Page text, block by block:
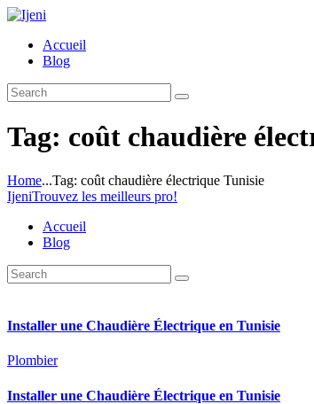
Accueil
Blog
Tag: coût chaudière
Home...Tag: coût chaudière électrique Tunisie
IjeniTrouvez les meilleurs pro!
Accueil
Blog
Installer une Chaudière Électrique en Tunisie
Plombier
Installer une Chaudière Électrique en Tunisie